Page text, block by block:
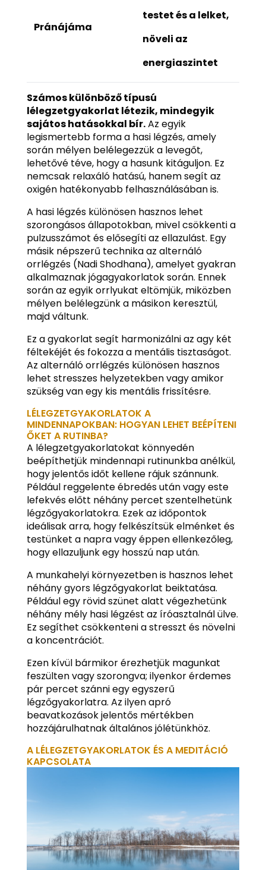
Pránájáma
testet és a lelket,
növeli az
energiaszintet
Számos különböző típusú
lélegzetgyakorlat létezik, mindegyik
sajátos hatásokkal bír.Az egyik
legismertebb forma a hasi légzés, amely
során mélyen belélegezzük a levegőt,
lehetővé téve, hogy a hasunk kitáguljon. Ez
nemcsak relaxáló hatású, hanem segít az
oxigén hatékonyabb felhasználásában is.
A hasi légzés különösen hasznos lehet
szorongásos állapotokban, mivel csökkenti a
pulzusszámot és elősegíti az ellazulást. Egy
másik népszerű technika az alternáló
orrlégzés (Nadi Shodhana), amelyet gyakran
alkalmaznak jógagyakorlatok során. Ennek
során az egyik orrlyukat eltömjük, miközben
mélyen belélegzünk a másikon keresztül,
majd váltunk.
Ez a gyakorlat segít harmonizálni az agy két
féltekéjét és fokozza a mentális tisztaságot.
Az alternáló orrlégzés különösen hasznos
lehet stresszes helyzetekben vagy amikor
szükség van egy kis mentális frissítésre.
LÉLEGZETGYAKORLATOK A
MINDENNAPOKBAN: HOGYAN LEHET BEÉPÍTENI
ŐKET A RUTINBA?
A lélegzetgyakorlatokat könnyedén
beépíthetjük mindennapi rutinunkba anélkül,
hogy jelentős időt kellene rájuk szánnunk.
Például reggelente ébredés után vagy este
lefekvés előtt néhány percet szentelhetünk
légzőgyakorlatokra. Ezek az időpontok
ideálisak arra, hogy felkészítsük elménket és
testünket a napra vagy éppen ellenkezőleg,
hogy ellazuljunk egy hosszú nap után.
A munkahelyi környezetben is hasznos lehet
néhány gyors légzőgyakorlat beiktatása.
Például egy rövid szünet alatt végezhetünk
néhány mély hasi légzést az íróasztalnál ülve.
Ez segíthet csökkenteni a stresszt és növelni
a koncentrációt.
Ezen kívül bármikor érezhetjük magunkat
feszülten vagy szorongva; ilyenkor érdemes
pár percet szánni egy egyszerű
légzőgyakorlatra. Az ilyen apró
beavatkozások jelentős mértékben
hozzájárulhatnak általános jólétünkhöz.
A LÉLEGZETGYAKORLATOK ÉS A MEDITÁCIÓ
KAPCSOLATA